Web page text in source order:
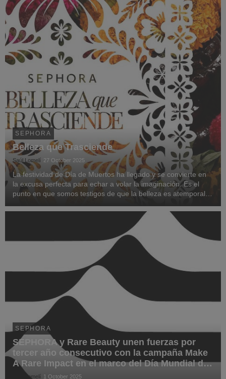
SEPHORA
Belleza que Trasciende
Saúl Lomelí 27 October 2025
La festividad de Día de Muertos ha llegado y se convierte en
la excusa perfecta para echar a volar la imaginación. Es el
punto en que somos testigos de que la belleza es atemporal,
de los momentos más esperad...
SEPHORA
SEPHORA y Rare Beauty unen fuerzas por
tercer año consecutivo con la campaña Make
A Rare Impact en el marco del Día Mundial de
la Salud Mental
Saúl Lomelí 1 October 2025